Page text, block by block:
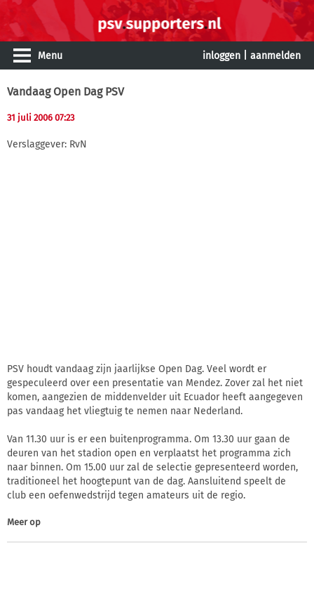
Menu inloggen aanmelden
Vandaag Open Dag PSV
31 juli 2006 07:23
Verslaggever: RvN
PSV houdt vandaag zijn jaarlijkse Open Dag. Veel wordt er
gespeculeerd over een presentatie van Mendez. Zover zal het niet
komen, aangezien de middenvelder uit Ecuador heeft aangegeven
pas vandaag het vliegtuig te nemen naar Nederland.
Van 11.30 uur is er een buitenprogramma. Om 13.30 uur gaan de
deuren van het stadion open en verplaatst het programma zich
naar binnen. Om 15.00 uur zal de selectie gepresenteerd worden,
traditioneel het hoogtepunt van de dag. Aansluitend speelt de
club een oefenwedstrijd tegen amateurs uit de regio.
Meer op